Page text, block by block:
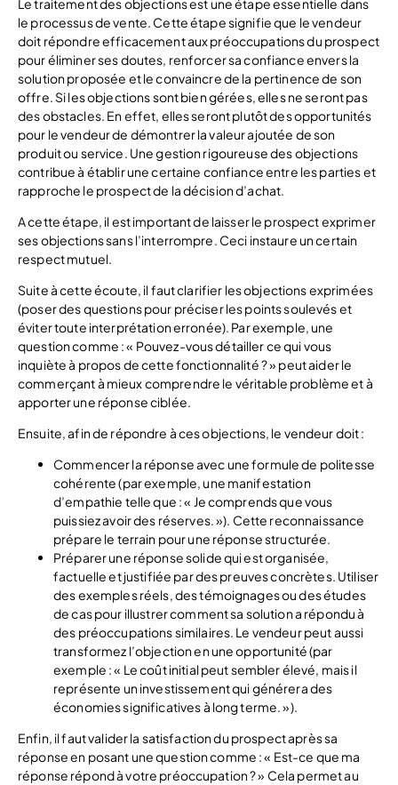
Le traitement des objections est une étape essentielle dans
le processus de vente. Cette étape signifie que le vendeur
doit répondre efficacement aux préoccupations du prospect
pour éliminer ses doutes, renforcer sa confiance envers la
solution proposée et le convaincre de la pertinence de son
offre. Si les objections sont bien gérées, elles ne seront pas
des obstacles. En effet, elles seront plutôt des opportunités
pour le vendeur de démontrer la valeur ajoutée de son
produit ou service. Une gestion rigoureuse des objections
contribue à établir une certaine confiance entre les parties et
rapproche le prospect de la décision d’achat.
A cette étape, il est important de laisser le prospect exprimer
ses objections sans l’interrompre. Ceci instaure un certain
respect mutuel.
Suite à cette écoute, il faut clarifier les objections exprimées
(poser des questions pour préciser les points soulevés et
éviter toute interprétation erronée). Par exemple, une
question comme : « Pouvez-vous détailler ce qui vous
inquiète à propos de cette fonctionnalité ? » peut aider le
commerçant à mieux comprendre le véritable problème et à
apporter une réponse ciblée.
Ensuite, afin de répondre à ces objections, le vendeur doit :
Commencer la réponse avec une formule de politesse
cohérente (par exemple, une manifestation
d’empathie telle que : « Je comprends que vous
puissiez avoir des réserves. »). Cette reconnaissance
prépare le terrain pour une réponse structurée.
Préparer une réponse solide qui est organisée,
factuelle et justifiée par des preuves concrètes. Utiliser
des exemples réels, des témoignages ou des études
de cas pour illustrer comment sa solution a répondu à
des préoccupations similaires. Le vendeur peut aussi
transformez l’objection en une opportunité (par
exemple : « Le coût initial peut sembler élevé, mais il
représente un investissement qui générera des
économies significatives à long terme. »).
Enfin, il faut valider la satisfaction du prospect après sa
réponse en posant une question comme : « Est-ce que ma
réponse répond à votre préoccupation ? » Cela permet au